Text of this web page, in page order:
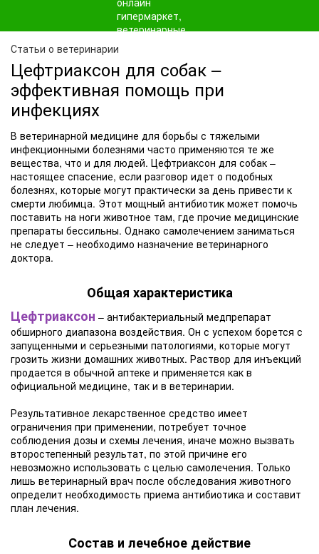
Статьи о ветеринарии
Цефтриаксон для собак –
эффективная помощь при
инфекциях
В ветеринарной медицине для борьбы с тяжелыми
инфекционными болезнями часто применяются те же
вещества, что и для людей. Цефтриаксон для собак –
настоящее спасение, если разговор идет о подобных
болезнях, которые могут практически за день привести к
смерти любимца. Этот мощный антибиотик может помочь
поставить на ноги животное там, где прочие медицинские
препараты бессильны. Однако самолечением заниматься
не следует – необходимо назначение ветеринарного
доктора.
Общая характеристика
Цефтриаксон – антибактериальный медпрепарат
обширного диапазона воздействия. Он с успехом борется с
запущенными и серьезными патологиями, которые могут
грозить жизни домашних животных. Раствор для инъекций
продается в обычной аптеке и применяется как в
официальной медицине, так и в ветеринарии.
Результативное лекарственное средство имеет
ограничения при применении, потребует точное
соблюдения дозы и схемы лечения, иначе можно вызвать
второстепенный результат, по этой причине его
невозможно использовать с целью самолечения. Только
лишь ветеринарный врач после обследования животного
определит необходимость приема антибиотика и составит
план лечения.
Состав и лечебное действие